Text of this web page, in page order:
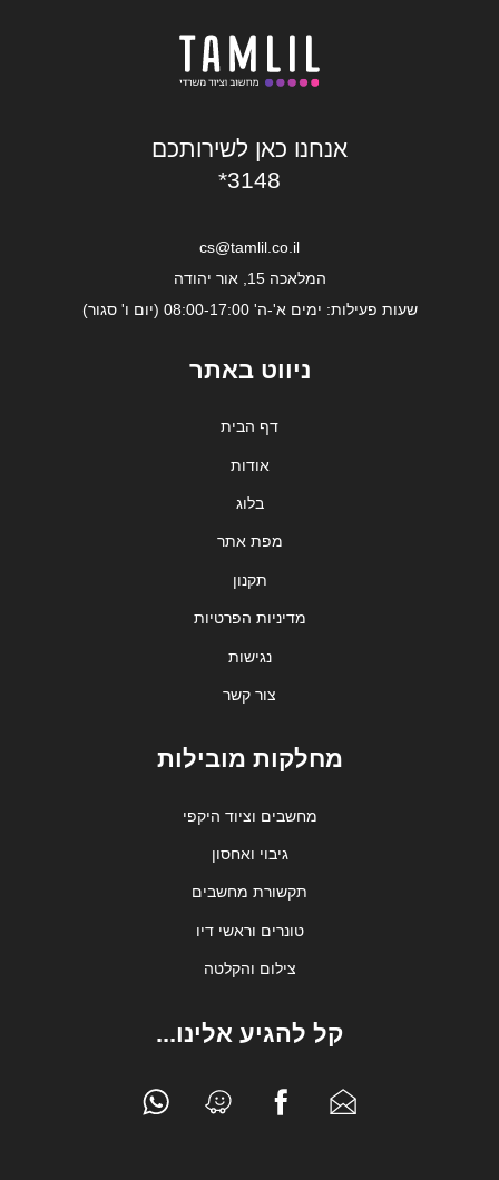
אנחנו כאן לשירותכם
*3148
cs@tamlil.co.il
המלאכה 15, אור יהודה
שעות פעילות: ימים א'-ה' 08:00-17:00 (יום ו' סגור)
ניווט באתר
דף הבית
אודות
בלוג
מפת אתר
תקנון
מדיניות הפרטיות
נגישות
צור קשר
מחלקות מובילות
מחשבים וציוד היקפי
גיבוי ואחסון
תקשורת מחשבים
טונרים וראשי דיו
צילום והקלטה
קל להגיע אלינו...